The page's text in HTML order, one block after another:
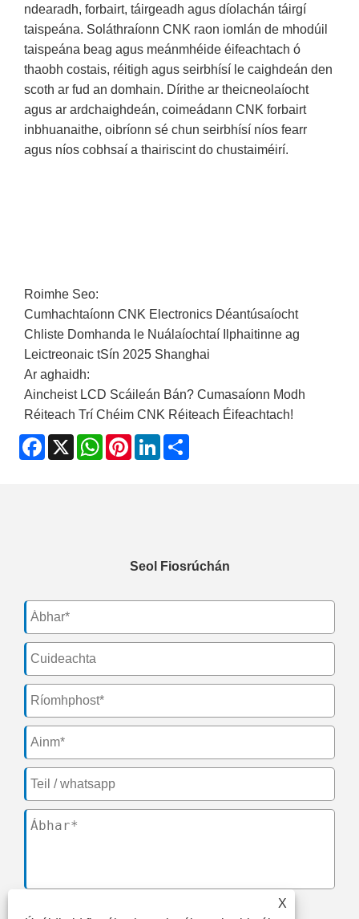
ndearadh, forbairt, táirgeadh agus díolachán táirgí
taispeána. Soláthraíonn CNK raon iomlán de mhodúil
taispeána beag agus meánmhéide éifeachtach ó
thaobh costais, réitigh agus seirbhísí le caighdeán den
scoth ar fud an domhain. Dírithe ar theicneolaíocht
agus ar ardchaighdeán, coimeádann CNK forbairt
inbhuanaithe, oibríonn sé chun seirbhísí níos fearr
agus níos cobhsaí a thairiscint do chustaiméirí.
Roimhe Seo:
Cumhachtaíonn CNK Electronics Déantúsaíocht
Chliste Domhanda le Nuálaíochtaí Ilphaitinne ag
Leictreonaic tSín 2025 Shanghai
Ar aghaidh:
Aincheist LCD Scáileán Bán? Cumasaíonn Modh
Réiteach Trí Chéim CNK Réiteach Éifeachtach!
Facebook
X WhatsApp
PinterestLinkedIn
Seol Fiosrúchán
X